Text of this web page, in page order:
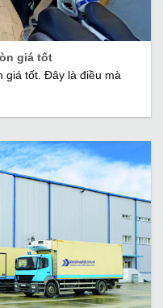
giá tốt
giá tốt. Đây là điều mà